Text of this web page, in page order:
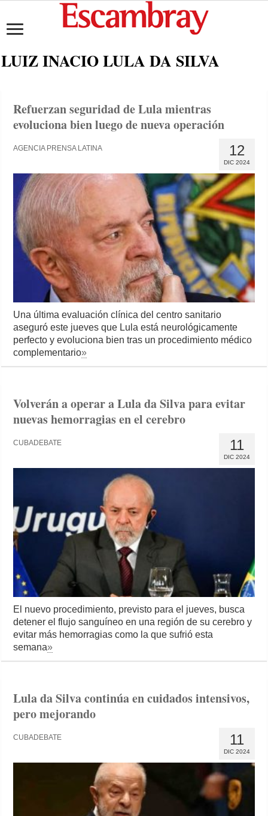
LUIZ INACIO LULA DA SILVA
Refuerzan seguridad de Lula mientras
evoluciona bien luego de nueva operación
12
DIC 2024
AGENCIA PRENSA LATINA
Una última evaluación clínica del centro sanitario
aseguró este jueves que Lula está neurológicamente
perfecto y evoluciona bien tras un procedimiento médico
complementario»
Volverán a operar a Lula da Silva para evitar
nuevas hemorragias en el cerebro
11
DIC 2024
CUBADEBATE
El nuevo procedimiento, previsto para el jueves, busca
detener el flujo sanguíneo en una región de su cerebro y
evitar más hemorragias como la que sufrió esta
semana»
Lula da Silva continúa en cuidados intensivos,
pero mejorando
11
DIC 2024
CUBADEBATE